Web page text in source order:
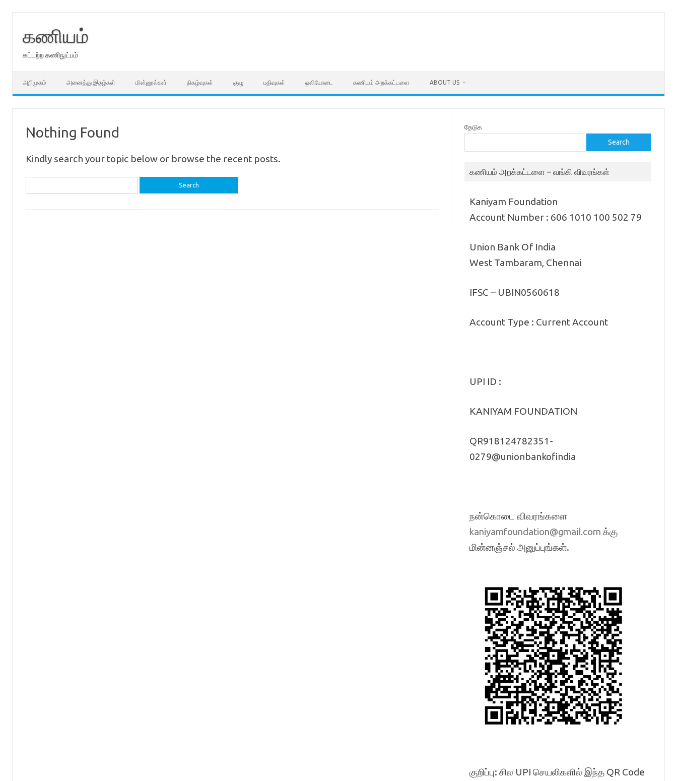
கணியம்
கட்டற்ற கணிநுட்பம்
அறிமுகம் அனைத்து இதழ்கள் மின்னூல்கள் நிகழ்வுகள் குழு பதிவுகள் ஒலியோடை கணியம் அறக்கட்டளை ABOUT US
Nothing Found
Kindly search your topic below or browse the recent posts.
for:
தேடுக
Search
கணியம் அறக்கட்டளை – வங்கி விவரங்கள்
Kaniyam Foundation
Account Number : 606 1010 100 502 79
Union Bank Of India
West Tambaram, Chennai
IFSC – UBIN0560618
Account Type : Current Account
UPI ID :
KANIYAM FOUNDATION
QR918124782351-
0279@unionbankofindia
நன்கொடை விவரங்களை
kaniyamfoundation@gmail.com க்கு
மின்னஞ்சல் அனுப்புங்கள்.
குறிப்பு: சில UPI செயலிகளில் இந்த QR Code